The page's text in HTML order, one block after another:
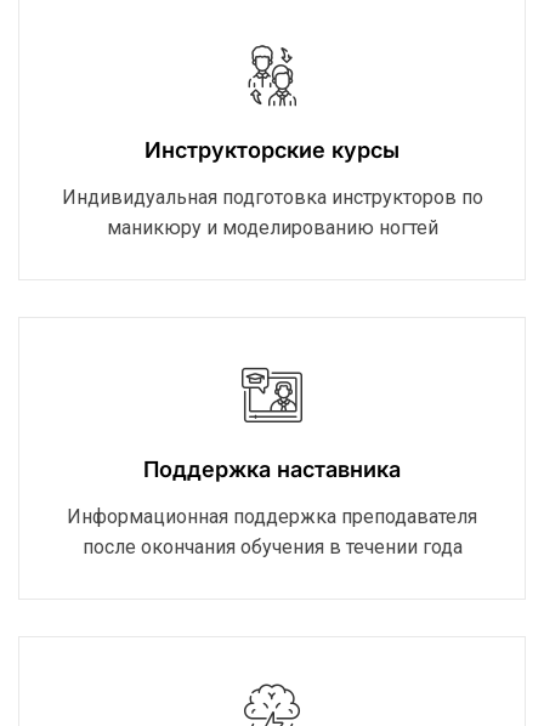
Инструкторские курсы
Индивидуальная подготовка инструкторов по
маникюру и моделированию ногтей
Поддержка наставника
Информационная поддержка преподавателя
после окончания обучения в течении года